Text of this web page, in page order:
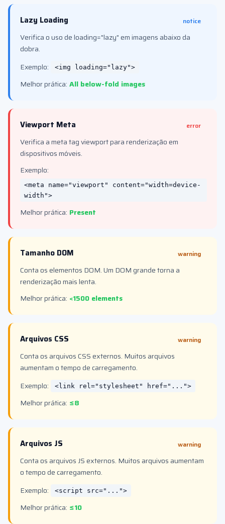
Lazy Loading notice
Verifica o uso de loading="lazy" em imagens abaixo da
dobra.
Exemplo:
<img loading="lazy">
Melhor prática: All below-fold images
Viewport Meta error
Verifica a meta tag viewport para renderização em
dispositivos móveis.
Exemplo:
<meta name="viewport" content="width=device-
width">
Melhor prática: Present
Tamanho DOM warning
Conta os elementos DOM. Um DOM grande torna a
renderização mais lenta.
Melhor prática: <1500 elements
Arquivos CSS warning
Conta os arquivos CSS externos. Muitos arquivos
aumentam o tempo de carregamento.
Exemplo:
<link rel="stylesheet" href="...">
Melhor prática: ≤8
Arquivos JS warning
Conta os arquivos JS externos. Muitos arquivos aumentam
o tempo de carregamento.
Exemplo:
<script src="...">
Melhor prática: ≤10